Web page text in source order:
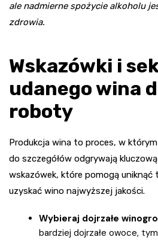
ale nadmierne spożycie alkoholu
zdrowia.
Wskazówki i
udanego wina
roboty
Produkcja wina to proces, w
do szczegółów odgrywają
wskazówek, które pomogą uniknąć
uzyskać wino najwyższej jakości.
Wybieraj dojrzałe
bardziej dojrzałe owoce,